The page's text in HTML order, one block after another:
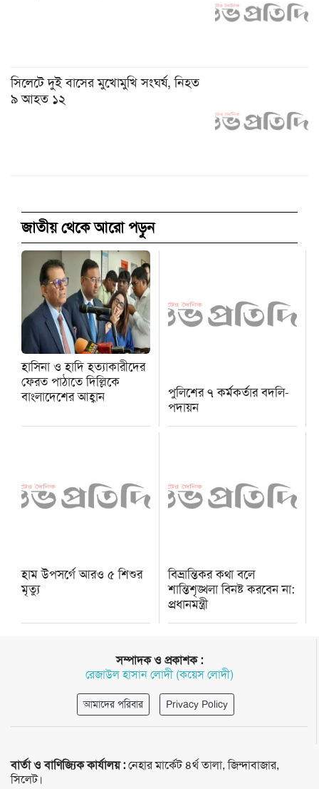
সিলেটে দুই বাসের মুখোমুখি সংঘর্ষ, নিহত
৯ আহত ১২
জাতীয় থেকে আরো পড়ুন
হাসিনা ও হাদি হত্যাকারীদের
ফেরত পাঠাতে দিল্লিকে
বাংলাদেশের আহ্বান
পুলিশের ৭ কর্মকর্তার বদলি-
পদায়ন
হাম উপসর্গে আরও ৫ শিশুর
মৃত্যু
বিভ্রান্তিকর কথা বলে
শান্তিশৃঙ্খলা বিনষ্ট করবেন না:
প্রধানমন্ত্রী
সম্পাদক ও প্রকাশক :
রেজাউল হাসান লোদী (কয়েস লোদী)
আমাদের পরিবার Privacy Policy
বার্তা ও বাণিজ্যিক কার্যালয় :নেহার মার্কেট ৪র্থ তালা, জিন্দাবাজার,
সিলেট।